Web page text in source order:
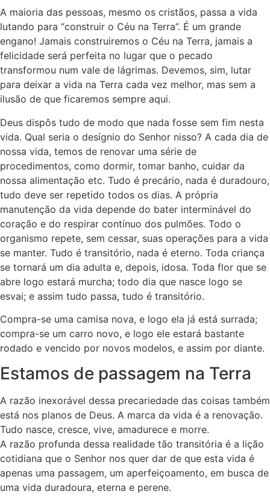
A maioria das pessoas, mesmo os cristãos, passa a vida
lutando para “construir o Céu na Terra”. É um grande
engano! Jamais construiremos o Céu na Terra, jamais a
felicidade será perfeita no lugar que o pecado
transformou num vale de lágrimas. Devemos, sim, lutar
para deixar a vida na Terra cada vez melhor, mas sem a
ilusão de que ficaremos sempre aqui.
Deus dispôs tudo de modo que nada fosse sem fim nesta
vida. Qual seria o desígnio do Senhor nisso? A cada dia de
nossa vida, temos de renovar uma série de
procedimentos, como dormir, tomar banho, cuidar da
nossa alimentação etc. Tudo é precário, nada é duradouro,
tudo deve ser repetido todos os dias. A própria
manutenção da vida depende do bater interminável do
coração e do respirar contínuo dos pulmões. Todo o
organismo repete, sem cessar, suas operações para a vida
se manter. Tudo é transitório, nada é eterno. Toda criança
se tornará um dia adulta e, depois, idosa. Toda flor que se
abre logo estará murcha; todo dia que nasce logo se
esvai; e assim tudo passa, tudo é transitório.
Com­pra-se uma camisa nova, e logo ela já está surrada;
compra-se um carro novo, e logo ele estará bastante
rodado e vencido por novos modelos, e assim por diante.
Estamos de passagem na Terra
A razão inexorável dessa precariedade das coisas também
está nos planos de Deus. A marca da vida é a renovação.
Tudo nasce, cresce, vive, amadurece e morre.
A razão profunda dessa realidade tão transitória é a lição
cotidiana que o Senhor nos quer dar de que esta vida é
apenas uma passagem, um aperfeiçoamento, em busca de
uma vida duradoura, eterna e perene.